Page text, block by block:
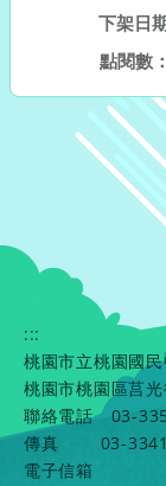
下架日
點閱數：
:::
桃園市立桃園國
桃園市桃園區莒
聯絡電話
03-
傳真
03-
電子信箱